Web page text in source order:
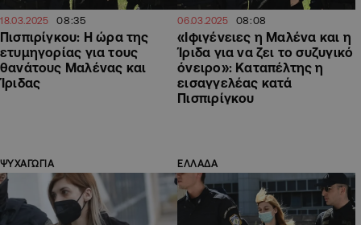
18.03.2025 08:35
Πισπιρίγκου: Η ώρα της
ετυμηγορίας για τους
θανάτους Μαλένας και
Ίριδας
06.03.2025 08:08
«Ιφιγένειες η Μαλένα και η
Ίριδα για να ζει το συζυγικό
όνειρο»: Καταπέλτης η
εισαγγελέας κατά
Πισπιρίγκου
ΨΥΧΑΓΩΓΙΑ ΕΛΛΑΔΑ